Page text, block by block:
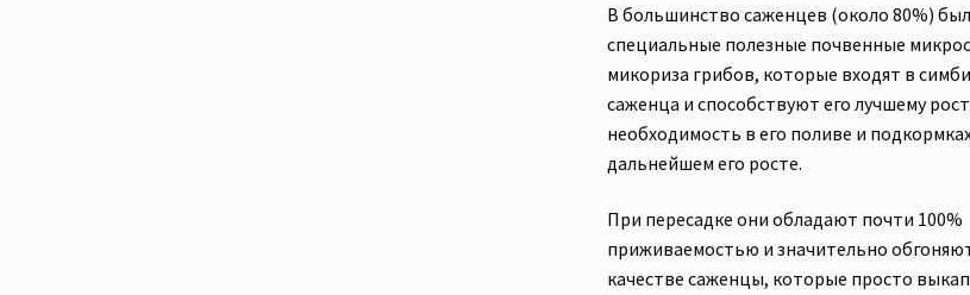
В большинство саженцев (около 80%)
специальные полезные почвенные
микориза грибов, которые входят в
саженца и способствуют его лучшему
необходимость в его поливе и
дальнейшем его росте.
При пересадке они обладают почти 100%
приживаемостью и значительно
качестве саженцы, которые просто